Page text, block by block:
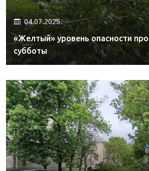
04.07.2025.
«Желтый» уровень опасности
субботы